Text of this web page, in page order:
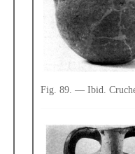
Fig. 89. — Ibid.